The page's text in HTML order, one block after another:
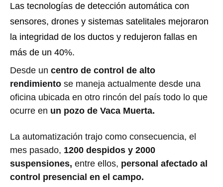
Las tecnologías de detección automática con
sensores, drones y sistemas satelitales mejoraron
la integridad de los ductos y redujeron fallas en
más de un 40%.
Desde un centro de control de alto
rendimiento se maneja actualmente desde una
oficina ubicada en otro rincón del país todo lo que
ocurre en un pozo de Vaca Muerta.
La automatización trajo como consecuencia, el
mes pasado, 1200 despidos y 2000
suspensiones, entre ellos, personal afectado al
control presencial en el campo.